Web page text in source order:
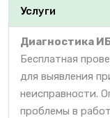
Услуги
Диагностика
Бесплатная
для выявления
неисправности.
проблемы в